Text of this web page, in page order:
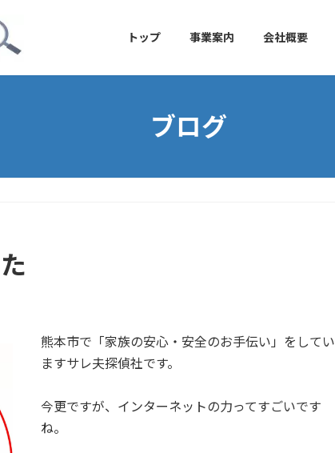
トップ 事業案内 会社概要
ブログ
熊本市で「家族の安心・安全のお手伝い」をしてい
ますサレ夫探偵社です。
今更ですが、インターネットの力ってすごいです
ね。